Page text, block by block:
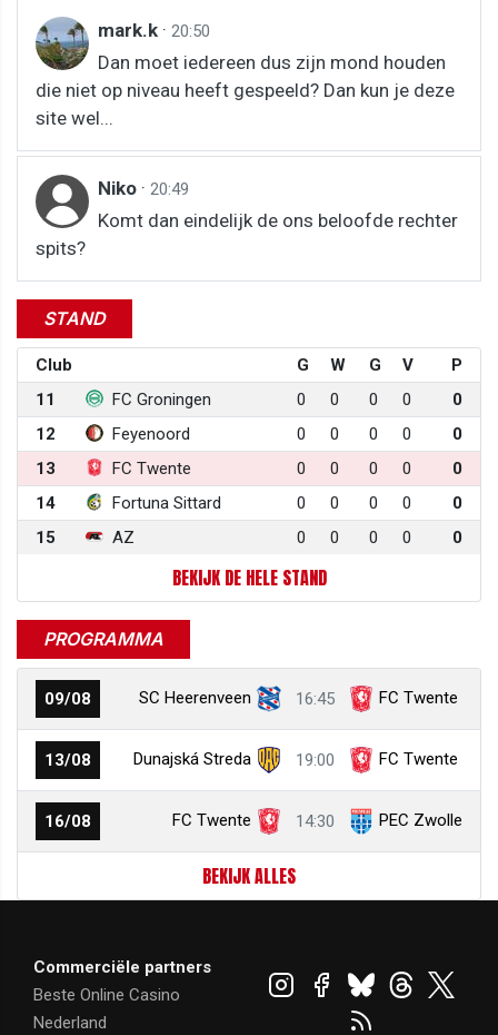
mark.k · 20:50
Dan moet iedereen dus zijn mond houden
die niet op niveau heeft gespeeld? Dan kun je deze
site wel...
Niko · 20:49
Komt dan eindelijk de ons beloofde rechter
spits?
STAND
Club G W G V
P
11
FC Groningen 0 0 0 0
0
12
Feyenoord 0 0 0 0
0
13
FC Twente 0 0 0 0
0
14
Fortuna Sittard 0 0 0 0
0
15
AZ 0 0 0 0 0
BEKIJK DE HELE STAND
PROGRAMMA
09/08 SC Heerenveen 16:45 FC Twente
13/08 Dunajská Streda 19:00 FC Twente
16/08 FC Twente 14:30 PEC Zwolle
BEKIJK ALLES
Commerciële partners
Beste Online Casino
Nederland